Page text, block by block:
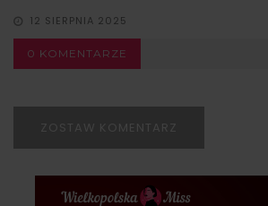
12 SIERPNIA 2025
0 KOMENTARZE
ZOSTAW KOMENTARZ